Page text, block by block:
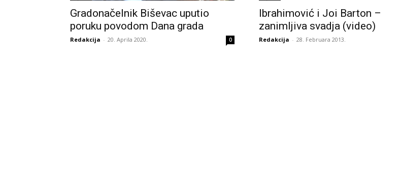
Gradonačelnik Biševac uputio
poruku povodom Dana grada
Redakcija - 20. Aprila 2020. 0
Ibrahimović i Joi Barton –
zanimljiva svadja (video)
Redakcija - 28. Februara 2013.